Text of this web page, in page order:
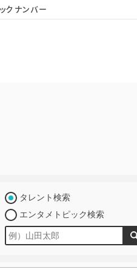
会社概要 個人情報保護
クナンバー
タレント検索
エンタメトピック検索